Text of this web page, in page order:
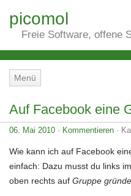
picomol
Freie Software, offene
Menü
Auf Facebook eine
06. Mai 2010 · Kommentieren ·
Wie kann ich auf Facebook
einfach: Dazu musst du links
oben rechts auf Gruppe